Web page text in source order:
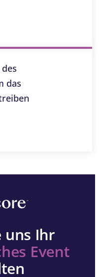
das
uns Ihr
Event